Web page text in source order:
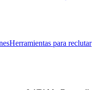
Herramientas para reclutar